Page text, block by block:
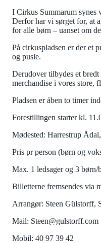
I Cirkus Summarum synes
Derfor har vi sørget for, at
for alle børn – uanset om
På cirkuspladsen er der et
og pusle.
Derudover tilbydes et
merchandise i vores store,
Pladsen er åben to timer
Forestillingen starter kl.
Mødested: Harrestrup
Pris pr person (børn og
Max. 1 ledsager og 3 børn/
Billetterne fremsendes via
Arrangør: Steen Gülstorff,
Mail: Steen@gulstorff.com
Mobil: 40 97 39 42